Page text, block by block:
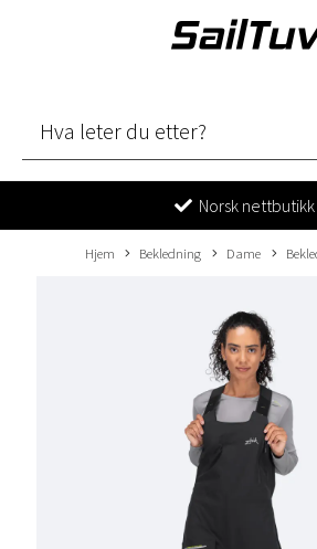
Norsk nettbutikk
Hjem Bekledning Dame